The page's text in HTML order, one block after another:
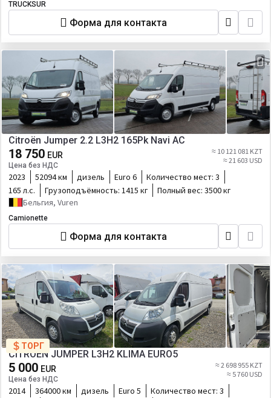
TRUCKSUR
Форма для контакта
Citroën Jumper 2.2 L3H2 165Pk Navi AC
18 750 EUR
Цена без НДС
≈ 10 121 081 KZT
≈ 21 603 USD
2023 52094 км дизель Euro 6 Количество мест: 3
165 л.с.
Грузоподъёмность: 1415 кг Полный вес: 3500 кг
Бельгия, Vuren
Camionette
Форма для контакта
ТОРГ
CITROËN JUMPER L3H2 KLIMA EURO5
5 000 EUR
Цена без НДС
≈ 2 698 955 KZT
≈ 5 760 USD
2014 364000 км дизель Euro 5 Количество мест: 3